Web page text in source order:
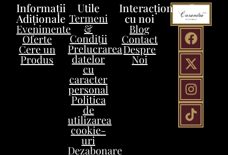
Interacționează
cu noi
Blog
Contact
Despre
Noi
Utile
Termeni
&
Condiții
Prelucrarea
datelor
cu
caracter
personal
Politica
de
utilizarea
cookie-
uri
Dezabonare
Informații
Adiționale
Evenimente
Oferte
Cere un
Produs